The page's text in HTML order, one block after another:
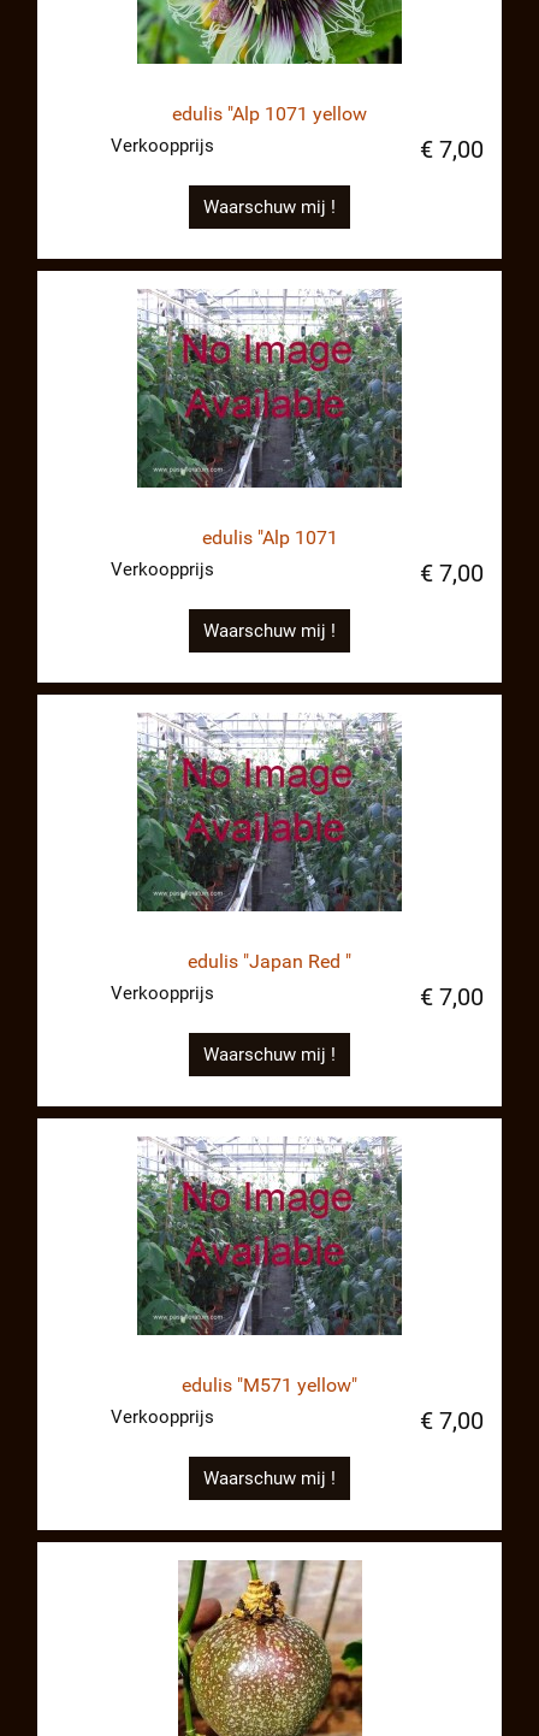
edulis "Alp 1071 yellow
Verkoopprijs € 7,00
Waarschuw mij !
edulis "Alp 1071
Verkoopprijs € 7,00
Waarschuw mij !
edulis "Japan Red "
Verkoopprijs € 7,00
Waarschuw mij !
edulis "M571 yellow"
Verkoopprijs € 7,00
Waarschuw mij !